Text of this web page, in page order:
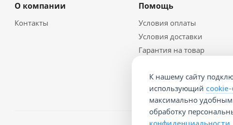
О компании
Контакты
Помощь
Условия оплаты
Условия доставки
Гарантия на товар
конфидециальности
Документы
К нашему сайту
использующий
максимально удобным.
обработку
конфиденциальности